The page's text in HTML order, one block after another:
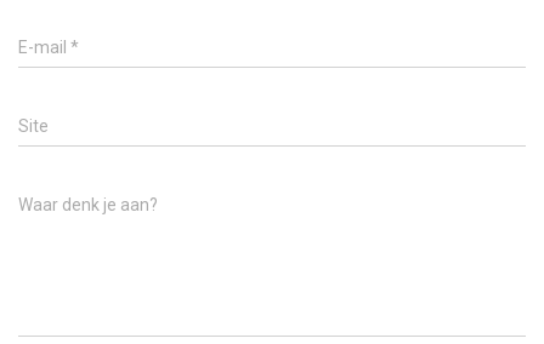
E-mail *
Site
Waar denk je aan?